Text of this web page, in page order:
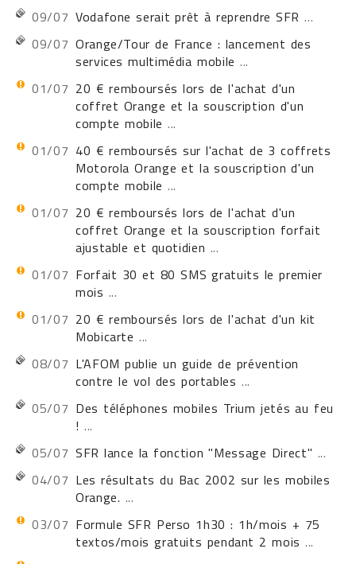
09/07 Vodafone serait prêt à reprendre SFR ...
09/07 Orange/Tour de France : lancement des
services multimédia mobile ...
01/07 20 € remboursés lors de l'achat d'un
coffret Orange et la souscription d'un
compte mobile ...
01/07 40 € remboursés sur l'achat de 3 coffrets
Motorola Orange et la souscription d'un
compte mobile ...
01/07 20 € remboursés lors de l'achat d'un
coffret Orange et la souscription forfait
ajustable et quotidien ...
01/07 Forfait 30 et 80 SMS gratuits le premier
mois ...
01/07 20 € remboursés lors de l'achat d'un kit
Mobicarte ...
08/07 L'AFOM publie un guide de prévention
contre le vol des portables ...
05/07 Des téléphones mobiles Trium jetés au feu
! ...
05/07 SFR lance la fonction "Message Direct" ...
04/07 Les résultats du Bac 2002 sur les mobiles
Orange. ...
03/07 Formule SFR Perso 1h30 : 1h/mois + 75
textos/mois gratuits pendant 2 mois ...